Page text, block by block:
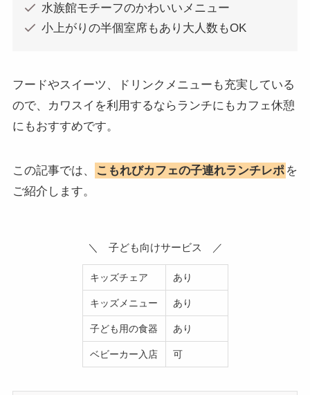
水族館モチーフのかわいいメニュー
小上がりの半個室席もあり大人数もOK
フードやスイーツ、ドリンクメニューも充実している
ので、カワスイを利用するならランチにもカフェ休憩
にもおすすめです。
この記事では、 こもれびカフェの子連れランチレポ を
ご紹介します。
＼ 子ども向けサービス ／
キッズチェア あり
キッズメニュー あり
子ども用の食器 あり
ベビーカー入店 可